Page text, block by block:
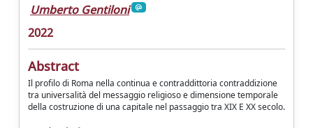
Umberto Gentiloni
2022
Abstract
Il profilo di Roma nella continua e contraddittoria contraddizione
tra universalità del messaggio religioso e dimensione temporale
della costruzione di una capitale nel passaggio tra XIX E XX secolo.